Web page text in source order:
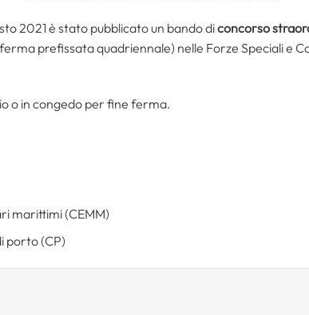
2021 è stato pubblicato un bando diconcorso
prefissata quadriennale) nelle Forze Speciali e
o in congedo per fine ferma.
marittimi (CEMM)
porto (CP)